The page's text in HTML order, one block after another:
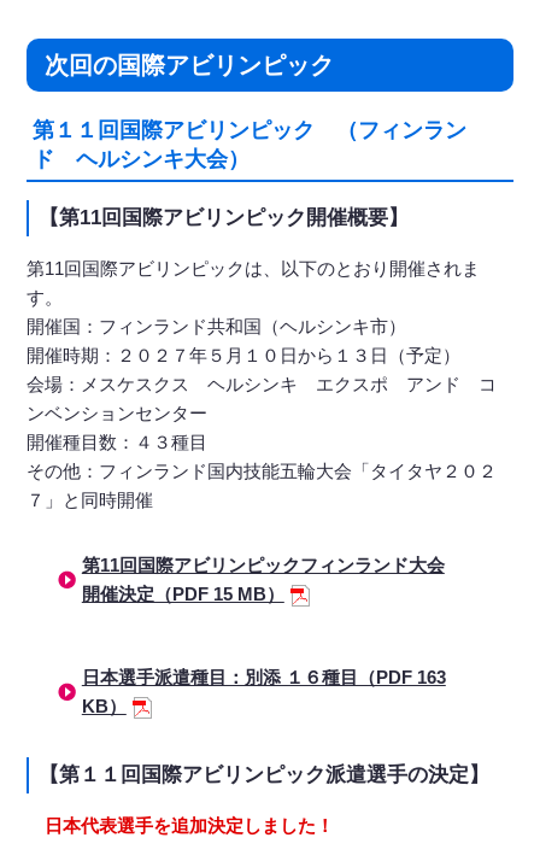
次回の国際アビリンピック
第１１回国際アビリンピック （フィンラン
ド ヘルシンキ大会）
【第11回国際アビリンピック開催概要】
第11回国際アビリンピックは、以下のとおり開催されま
す。
開催国：フィンランド共和国（ヘルシンキ市）
開催時期：２０２７年５月１０日から１３日（予定）
会場：メスケスクス ヘルシンキ エクスポ アンド コ
ンベンションセンター
開催種目数：４３種目
その他：フィンランド国内技能五輪大会「タイタヤ２０２
７」と同時開催
第11回国際アビリンピックフィンランド大会
開催決定（PDF 15 MB）
日本選手派遣種目：別添 １６種目（PDF 163
KB）
【第１１回国際アビリンピック派遣選手の決定】
日本代表選手を追加決定しました！